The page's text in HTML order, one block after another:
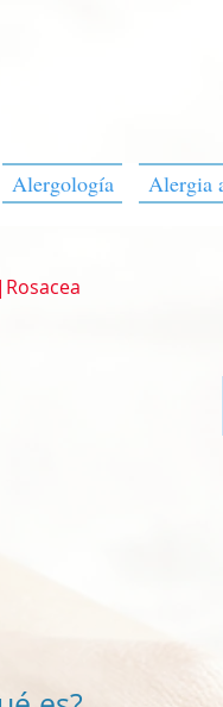
Alergología Alergia
|Rosacea